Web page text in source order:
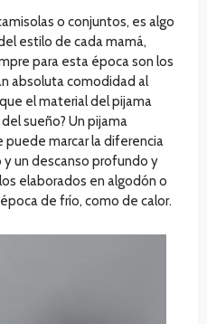
o conjuntos, es algo
estilo de cada mamá,
para esta época son los
absoluta comodidad al
el material del pijama
sueño? Un pijama
puede marcar la diferencia
un descanso profundo y
elaborados en algodón o
de frío, como de calor.